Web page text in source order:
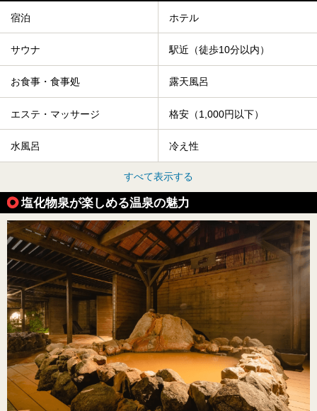
宿泊 ホテル
サウナ 駅近（徒歩10分以内）
お食事・食事処 露天風呂
エステ・マッサージ 格安（1,000円以下）
水風呂 冷え性
すべて表示する
塩化物泉が楽しめる温泉の魅力